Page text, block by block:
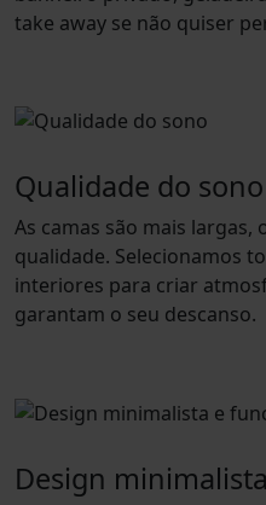
take away se não quiser
Qualidade do sono
As camas são mais largas,
qualidade. Selecionamos
interiores para criar
garantam o seu descanso.
Design